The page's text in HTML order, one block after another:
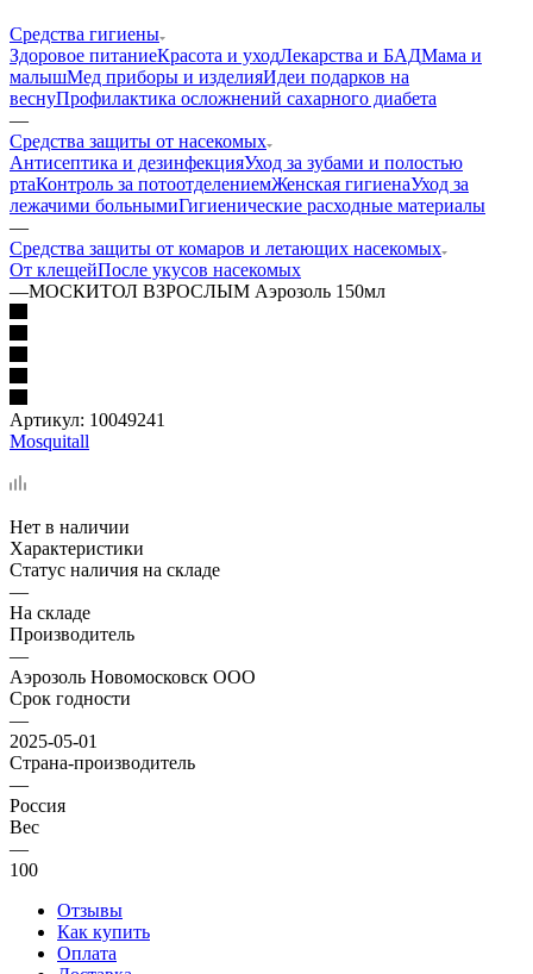
Средства гигиены
Здоровое питаниеКрасота и уходЛекарства и БАДМама и
малышМед приборы и изделияИдеи подарков на
веснуПрофилактика осложнений сахарного диабета
—
Средства защиты от насекомых
Антисептика и дезинфекцияУход за зубами и полостью
ртаКонтроль за потоотделениемЖенская гигиенаУход за
лежачими больнымиГигиенические расходные материалы
—
Средства защиты от комаров и летающих насекомых
От клещейПосле укусов насекомых
—МОСКИТОЛ ВЗРОСЛЫМ Аэрозоль 150мл
Артикул: 10049241
Mosquitall
Нет в наличии
Характеристики
Статус наличия на складе
—
На складе
Производитель
—
Аэрозоль Новомосковск ООО
Срок годности
—
2025-05-01
Страна-производитель
—
Россия
Вес
—
100
Отзывы
Как купить
Оплата